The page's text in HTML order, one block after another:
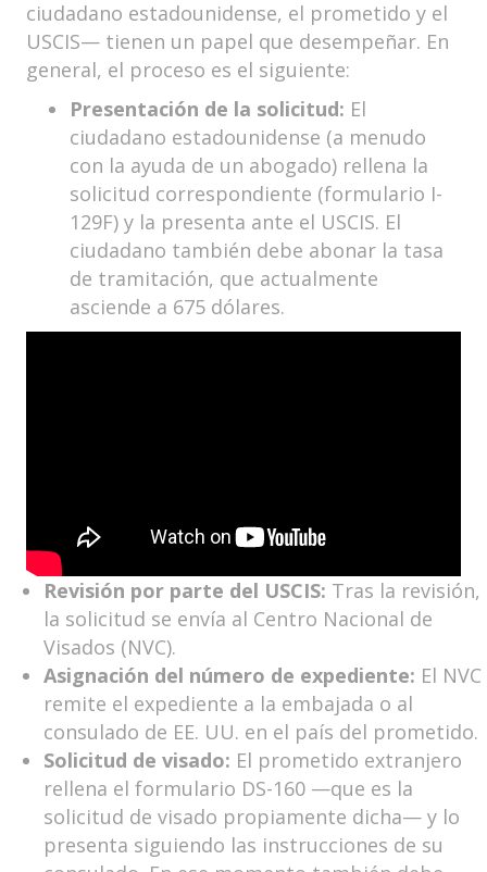
ciudadano estadounidense, el prometido y el
USCIS— tienen un papel que desempeñar. En
general, el proceso es el siguiente:
Presentación de la solicitud: El
ciudadano estadounidense (a menudo
con la ayuda de un abogado) rellena la
solicitud correspondiente (formulario I-
129F) y la presenta ante el USCIS. El
ciudadano también debe abonar la tasa
de tramitación, que actualmente
asciende a 675 dólares.
Revisión por parte del USCIS: Tras la revisión,
la solicitud se envía al Centro Nacional de
Visados (NVC).
Asignación del número de expediente: El NVC
remite el expediente a la embajada o al
consulado de EE. UU. en el país del prometido.
Solicitud de visado: El prometido extranjero
rellena el formulario DS-160 —que es la
solicitud de visado propiamente dicha— y lo
presenta siguiendo las instrucciones de su